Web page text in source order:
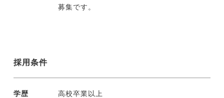
募集です。
採用条件
学歴 高校卒業以上